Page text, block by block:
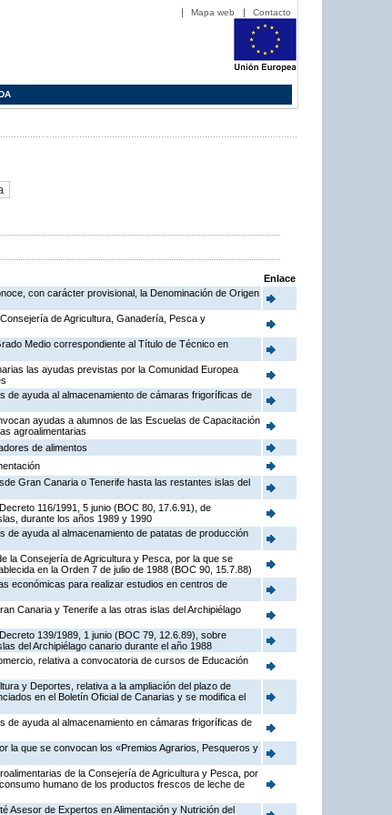
Mapa web Contacto
Enlace
con carácter provisional, la Denominación de Origen
de Agricultura, Ganadería, Pesca y
Medio correspondiente al Título de Técnico en
las ayudas previstas por la Comunidad Europea
de ayuda al almacenamiento de cámaras frigoríficas de
ayudas a alumnos de las Escuelas de Capacitación
agroalimentarias
de alimentos
Gran Canaria o Tenerife hasta las restantes islas del
116/1991, 5 junio (BOC 80, 17.6.91), de
durante los años 1989 y 1990
de ayuda al almacenamiento de patatas de producción
la Consejería de Agricultura y Pesca, por la que se
en la Orden 7 de julio de 1988 (BOC 90, 15.7.88)
económicas para realizar estudios en centros de
Canaria y Tenerife a las otras islas del Archipiélago
139/1989, 1 junio (BOC 79, 12.6.89), sobre
del Archipiélago canario durante el año 1988
relativa a convocatoria de cursos de Educación
y Deportes, relativa a la ampliación del plazo de
en el Boletín Oficial de Canarias y se modifica el
de ayuda al almacenamiento en cámaras frigoríficas de
la que se convocan los «Premios Agrarios, Pesqueros y
de la Consejería de Agricultura y Pesca, por
humano de los productos frescos de leche de
Asesor de Expertos en Alimentación y Nutrición del